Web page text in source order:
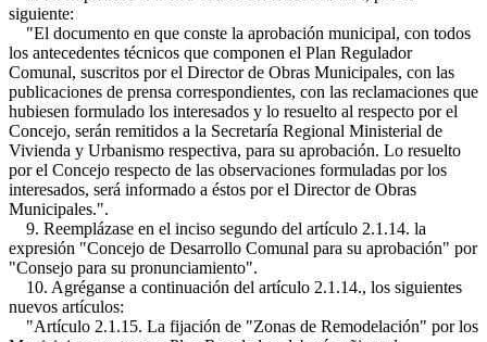
siguiente:
"El documento en que conste la aprobación municipal, con todos
los antecedentes técnicos que componen el Plan Regulador
Comunal, suscritos por el Director de Obras Municipales, con las
publicaciones de prensa correspondientes, con las reclamaciones que
hubiesen formulado los interesados y lo resuelto al respecto por el
Concejo, serán remitidos a la Secretaría Regional Ministerial de
Vivienda y Urbanismo respectiva, para su aprobación. Lo resuelto
por el Concejo respecto de las observaciones formuladas por los
interesados, será informado a éstos por el Director de Obras
Municipales.".
9. Reemplázase en el inciso segundo del artículo 2.1.14. la
expresión "Concejo de Desarrollo Comunal para su aprobación" por
"Consejo para su pronunciamiento".
10. Agréganse a continuación del artículo 2.1.14., los siguientes
nuevos artículos:
"Artículo 2.1.15. La fijación de "Zonas de Remodelación" por los